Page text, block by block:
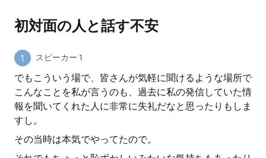
初対面の人と話す不安
スピーカー 1
でもこういう場で、皆さんが気軽に聞けるような場所で
こんなことを私が言うのも、過去に私の発信していた情
報を聞いてくれた人に非常に失礼だなと思ったりもしま
すし。
その当時は本気でやってたので。